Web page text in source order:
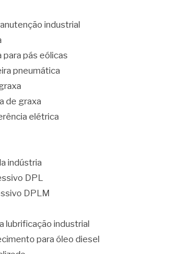
industrial
para pás eólicas
pneumática
de graxa
elétrica
indústria
DPL
DPLM
lubrificação industrial
para óleo diesel